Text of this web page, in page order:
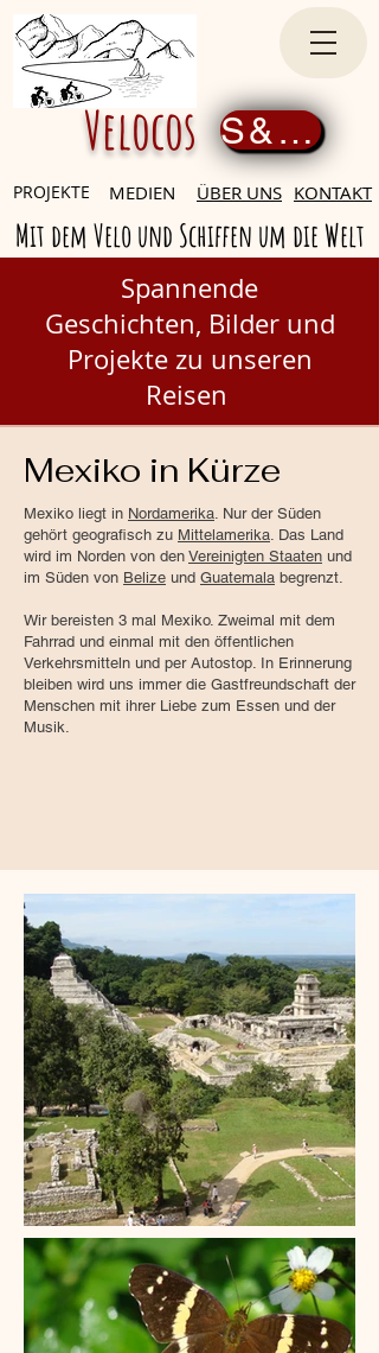
Velocos
Spannende
Geschichten, Bilder und
Projekte zu unseren
Reisen
Mit dem Velo und Schiffen um die Welt
S&amp;#39;inscrire maintenant
PROJEKTE MEDIEN ÜBER UNS KONTAKT
Mexiko in Kürze
Mexiko liegt in Nordamerika. Nur der Süden
gehört geografisch zu Mittelamerika. Das Land
wird im Norden von den Vereinigten Staaten und
im Süden von Belize und Guatemala begrenzt.
Wir bereisten 3 mal Mexiko. Zweimal mit dem
Fahrrad und einmal mit den öffentlichen
Verkehrsmitteln und per Autostop. In Erinnerung
bleiben wird uns immer die Gastfreundschaft der
Menschen mit ihrer Liebe zum Essen und der
Musik.